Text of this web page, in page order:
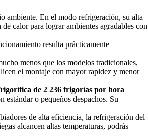
ambiente. En el modo refrigeración, su alta
calor para lograr ambientes agradables con
resulta prácticamente
menos que los modelos tradicionales,
el montaje con mayor rapidez y menor
de 2 236 frigorías por hora
o pequeños despachos. Su
de alta eficiencia, la refrigeración del
alcancen altas temperaturas, podrás